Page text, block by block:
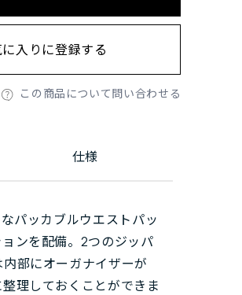
この商品について問い合わせる
入りに登録する
仕様
パッカブルウエストパッ
ンを配備。2つのジッパ
部にオーガナイザーが
理しておくことができま